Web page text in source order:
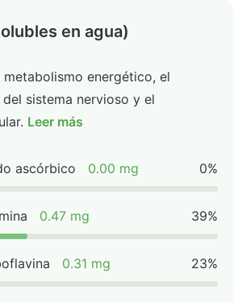
en agua)
energético, el
sistema nervioso y el
Leer más
ascórbico 0.00 mg 0%
0.47 mg 39%
0.31 mg 23%